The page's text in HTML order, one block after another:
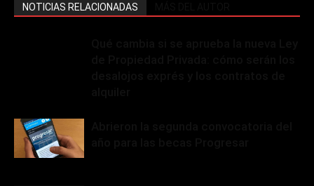
NOTICIAS RELACIONADAS